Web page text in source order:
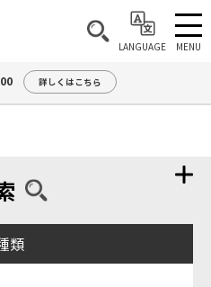
LANGUAGE MENU
詳しくはこちら
類